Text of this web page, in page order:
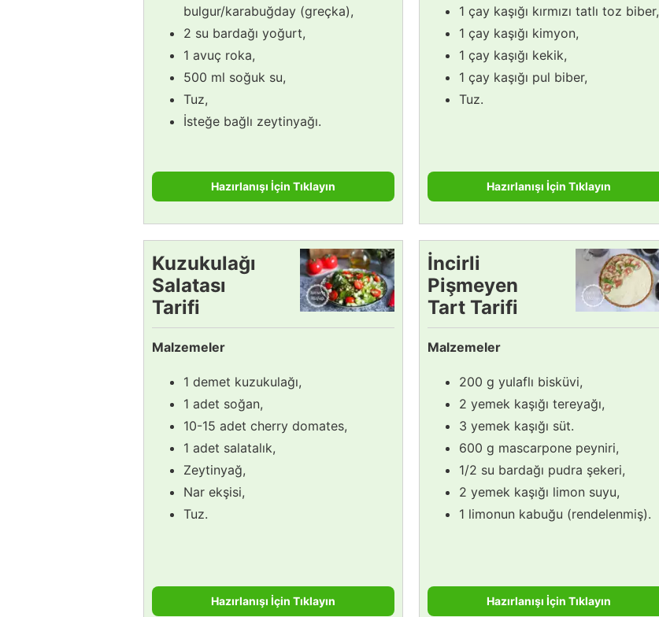
bulgur/karabuğday (greçka),
2 su bardağı yoğurt,
1 avuç roka,
500 ml soğuk su,
Tuz,
İsteğe bağlı zeytinyağı.
Hazırlanışı İçin Tıklayın
1 çay kaşığı kırmızı tatlı toz biber,
1 çay kaşığı kimyon,
1 çay kaşığı kekik,
1 çay kaşığı pul biber,
Tuz.
Hazırlanışı İçin Tıklayın
Kuzukulağı
Salatası
Tarifi
Malzemeler
1 demet kuzukulağı,
1 adet soğan,
10-15 adet cherry domates,
1 adet salatalık,
Zeytinyağ,
Nar ekşisi,
Tuz.
Hazırlanışı İçin Tıklayın
İncirli
Pişmeyen
Tart Tarifi
Malzemeler
200 g yulaflı bisküvi,
2 yemek kaşığı tereyağı,
3 yemek kaşığı süt.
600 g mascarpone peyniri,
1/2 su bardağı pudra şekeri,
2 yemek kaşığı limon suyu,
1 limonun kabuğu (rendelenmiş).
Hazırlanışı İçin Tıklayın